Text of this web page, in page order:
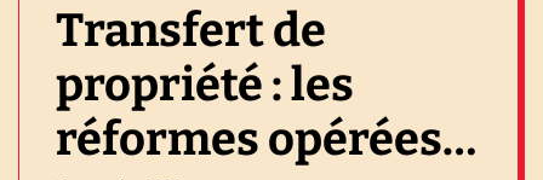
Transfert de
propriété : les
réformes opérées